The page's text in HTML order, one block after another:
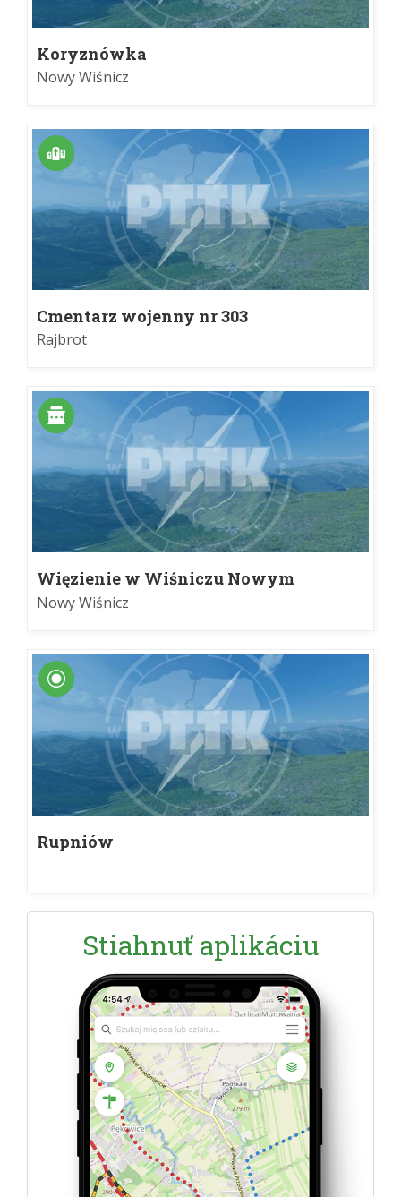
Koryznówka
Nowy Wiśnicz
Cmentarz wojenny nr 303
Rajbrot
Więzienie w Wiśniczu Nowym
Nowy Wiśnicz
Rupniów
Stiahnuť aplikáciu